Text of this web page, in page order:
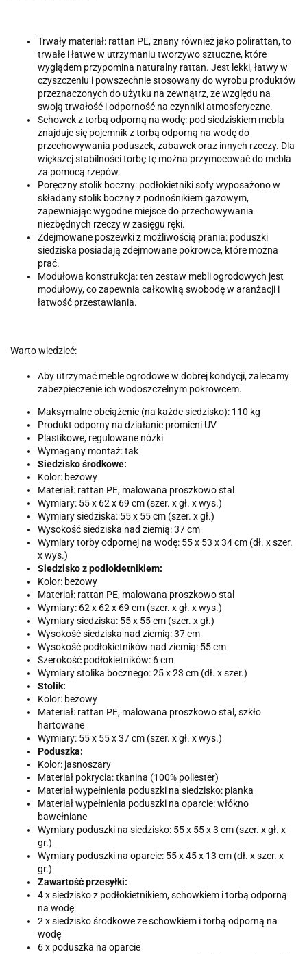
Trwały materiał: rattan PE, znany również jako polirattan, to
trwałe i łatwe w utrzymaniu tworzywo sztuczne, które
wyglądem przypomina naturalny rattan. Jest lekki, łatwy w
czyszczeniu i powszechnie stosowany do wyrobu produktów
przeznaczonych do użytku na zewnątrz, ze względu na
swoją trwałość i odporność na czynniki atmosferyczne.
Schowek z torbą odporną na wodę: pod siedziskiem mebla
znajduje się pojemnik z torbą odporną na wodę do
przechowywania poduszek, zabawek oraz innych rzeczy. Dla
większej stabilności torbę tę można przymocować do mebla
za pomocą rzepów.
Poręczny stolik boczny: podłokietniki sofy wyposażono w
składany stolik boczny z podnośnikiem gazowym,
zapewniając wygodne miejsce do przechowywania
niezbędnych rzeczy w zasięgu ręki.
Zdejmowane poszewki z możliwością prania: poduszki
siedziska posiadają zdejmowane pokrowce, które można
prać.
Modułowa konstrukcja: ten zestaw mebli ogrodowych jest
modułowy, co zapewnia całkowitą swobodę w aranżacji i
łatwość przestawiania.
Warto wiedzieć:
Aby utrzymać meble ogrodowe w dobrej kondycji, zalecamy
zabezpieczenie ich wodoszczelnym pokrowcem.
Maksymalne obciążenie (na każde siedzisko): 110 kg
Produkt odporny na działanie promieni UV
Plastikowe, regulowane nóżki
Wymagany montaż: tak
Siedzisko środkowe:
Kolor: beżowy
Materiał: rattan PE, malowana proszkowo stal
Wymiary: 55 x 62 x 69 cm (szer. x gł. x wys.)
Wymiary siedziska: 55 x 55 cm (szer. x gł.)
Wysokość siedziska nad ziemią: 37 cm
Wymiary torby odpornej na wodę: 55 x 53 x 34 cm (dł. x szer.
x wys.)
Siedzisko z podłokietnikiem:
Kolor: beżowy
Materiał: rattan PE, malowana proszkowo stal
Wymiary: 62 x 62 x 69 cm (szer. x gł. x wys.)
Wymiary siedziska: 55 x 55 cm (szer. x gł.)
Wysokość siedziska nad ziemią: 37 cm
Wysokość podłokietników nad ziemią: 55 cm
Szerokość podłokietników: 6 cm
Wymiary stolika bocznego: 25 x 23 cm (dł. x szer.)
Stolik:
Kolor: beżowy
Materiał: rattan PE, malowana proszkowo stal, szkło
hartowane
Wymiary: 55 x 55 x 37 cm (szer. x gł. x wys.)
Poduszka:
Kolor: jasnoszary
Materiał pokrycia: tkanina (100% poliester)
Materiał wypełnienia poduszki na siedzisko: pianka
Materiał wypełnienia poduszki na oparcie: włókno
bawełniane
Wymiary poduszki na siedzisko: 55 x 55 x 3 cm (szer. x gł. x
gr.)
Wymiary poduszki na oparcie: 55 x 45 x 13 cm (dł. x szer. x
gr.)
Zawartość przesyłki:
4 x siedzisko z podłokietnikiem, schowkiem i torbą odporną
na wodę
2 x siedzisko środkowe ze schowkiem i torbą odporną na
wodę
6 x poduszka na oparcie